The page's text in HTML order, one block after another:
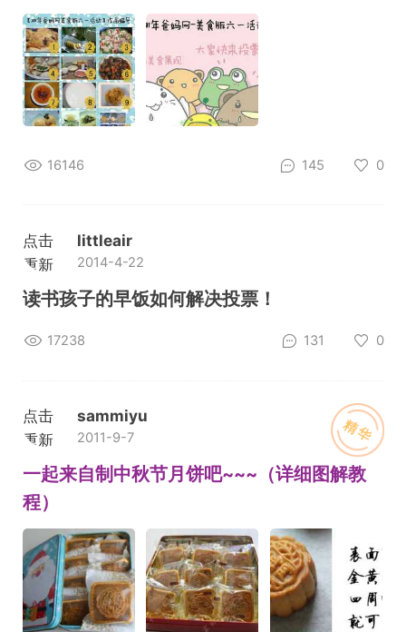
16146 145 0
点击
重新
加载
littleair
2014-4-22
读书孩子的早饭如何解决投票！
17238 131 0
精华
点击
重新
加载
sammiyu
2011-9-7
一起来自制中秋节月饼吧~~~（详细图解教
程）